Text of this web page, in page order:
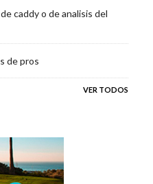
caddy o de analisis del
de pros
VER TODOS